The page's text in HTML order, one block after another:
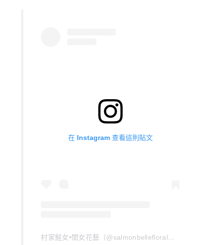
在 Instagram 查看這則貼文
村家鮭女•閨女花藝（@salmonbellefloral）分享的貼文